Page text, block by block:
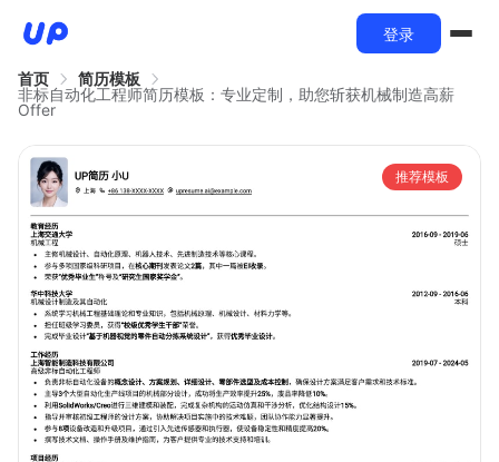
登录
首页
简历模板
非标自动化工程师简历模板：专业定制，助您斩获机械制造高薪
Offer
推荐模板